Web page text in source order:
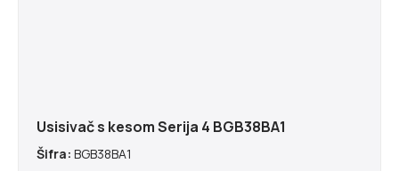
Usisivač s kesom Serija 4 BGB38BA1
Šifra: BGB38BA1